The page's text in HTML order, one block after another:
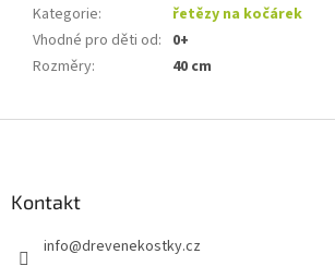
Kategorie:
řetězy na kočárek
Vhodné pro děti od: 0+
Rozměry: 40 cm
Kontakt
info@drevenekostky.cz